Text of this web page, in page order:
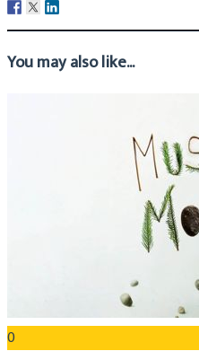
You may also like...
0